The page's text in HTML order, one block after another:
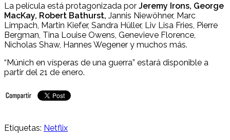
La película está protagonizada por Jeremy Irons, George
MacKay, Robert Bathurst, Jannis Niewöhner, Marc
Limpach, Martin Kiefer, Sandra Hüller, Liv Lisa Fries, Pierre
Bergman, Tina Louise Owens, Genevieve Florence,
Nicholas Shaw, Hannes Wegener y muchos más.
“Múnich en vísperas de una guerra” estará disponible a
partir del 21 de enero.
Etiquetas: Netflix